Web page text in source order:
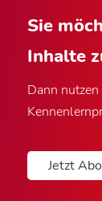
Sie
Inhalte
Dann
Jetzt